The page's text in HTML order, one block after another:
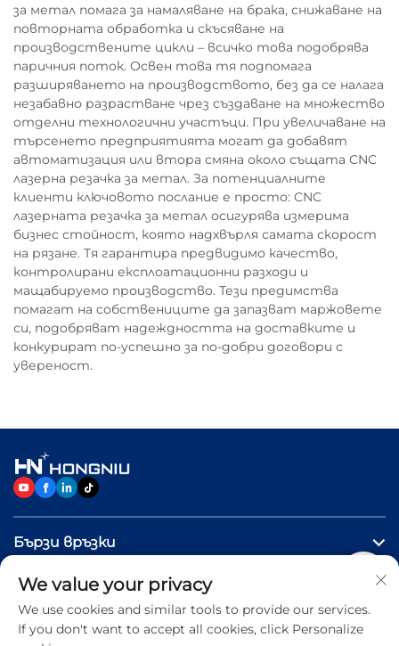
за метал помага за намаляване на брака, снижаване на
повторната обработка и скъсяване на
производствените цикли – всичко това подобрява
паричния поток. Освен това тя подпомага
разширяването на производството, без да се налага
незабавно разрастване чрез създаване на множество
отделни технологични участъци. При увеличаване на
търсенето предприятията могат да добавят
автоматизация или втора смяна около същата CNC
лазерна резачка за метал. За потенциалните
клиенти ключовото послание е просто: CNC
лазерната резачка за метал осигурява измерима
бизнес стойност, която надхвърля самата скорост
на рязане. Тя гарантира предвидимо качество,
контролирани експлоатационни разходи и
мащабируемо производство. Тези предимства
помагат на собствениците да запазват маржовете
си, подобряват надеждността на доставките и
конкурират по-успешно за по-добри договори с
увереност.
Бързи връзки
ПРОДУКТИ
We value your privacy
We use cookies and similar tools to provide our services.
If you don't want to accept all cookies, click Personalize